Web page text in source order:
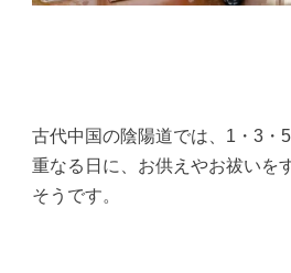
古代中国の陰陽道では、1・3・
重なる日に、お供えやお祓いを
そうです。